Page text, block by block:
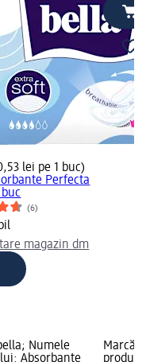
lei pe 1 buc)
Perfecta
(6)
magazin dm
Numele
Absorbante
Marcă: